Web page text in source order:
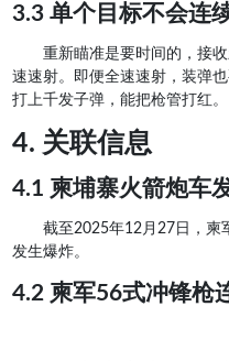
3.3 单个目标不会连
重新瞄准是要时间的，接
速速射。即便全速速射，装弹
打上千发子弹，能把枪管打红。
4. 关联信息
4.1 柬埔寨火箭炮车
截至2025年12月27日，柬
发生爆炸。
4.2 柬军56式冲锋枪